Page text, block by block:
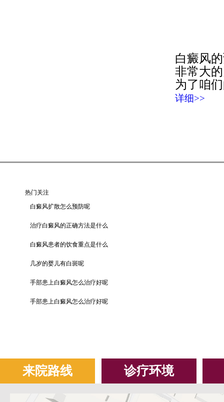
白癜风
非常大
为了咱
详细>>
热门关注
白癜风扩散怎么预防呢
治疗白癜风的正确方法是什么
白癜风患者的饮食重点是什么
几岁的婴儿有白斑呢
手部患上白癜风怎么治疗好呢
手部患上白癜风怎么治疗好呢
来院路线 诊疗环境